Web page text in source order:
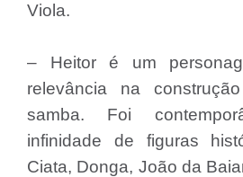
Viola.
– Heitor é um
relevância na
samba. Foi
infinidade de figuras
Ciata, Donga, João da